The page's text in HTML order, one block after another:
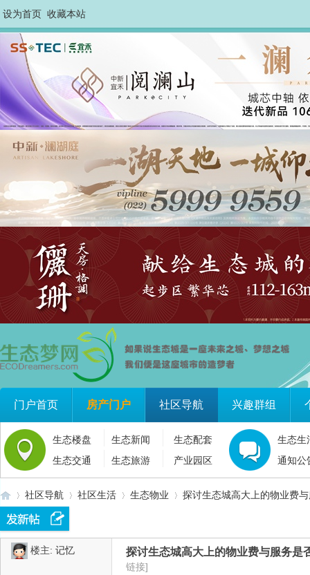
设为首页 收藏本站
门户首页 房产门户 社区导航 兴趣群组
生态楼盘 生态新闻
生态配套
生态交通
生态旅游 产业园区
生态生
通知公
»
社区导航
›
社区生活 生态物业
›
探讨生态城高大上的物业费
楼主: 记忆 探讨生态城高大上的物业费与服务是
链接]